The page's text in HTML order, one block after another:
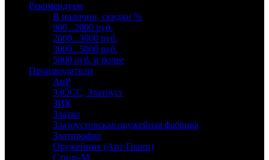
Рекомендуем
В наличии, скидки %
900...2000 руб.
2000...3000 руб.
3000...5000 руб.
5000 руб. и более
Производители
АиР
ЗЗОСС, Златоуст
ЗИК
Златко
Златоустовская оружейная фабрика
Златпрофит
Оружейник (Арт-Грани)
Стиль-М